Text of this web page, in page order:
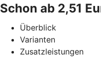
Schon ab 2,51
Überblick
Varianten
Zusatzleistungen